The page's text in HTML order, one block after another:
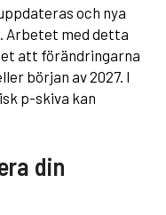
och nya
med detta
att förändringarna
början av 2027. I
p-skiva kan
din